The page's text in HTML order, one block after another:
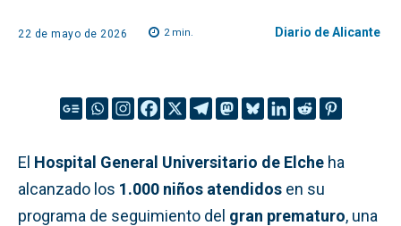
22 de mayo de 2026 2min. Diario de Alicante
El Hospital General Universitario de Elche ha
alcanzado los 1.000 niños atendidos en su
programa de seguimiento del gran prematuro, una